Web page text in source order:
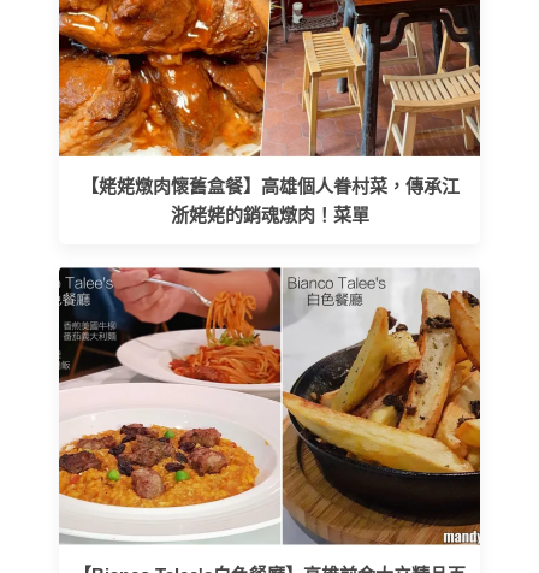
【姥姥燉肉懷舊盒餐】高雄個人眷村菜，傳承江
浙姥姥的銷魂燉肉！菜單